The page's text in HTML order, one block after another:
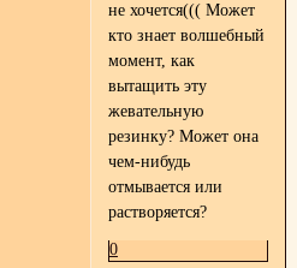
не хочется((( Может
кто знает волшебный
момент, как
вытащить эту
жевательную
резинку? Может она
чем-нибудь
отмывается или
растворяется?
0